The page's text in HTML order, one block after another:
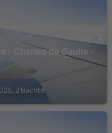
- Charles de Gaulle -
2 Nächte